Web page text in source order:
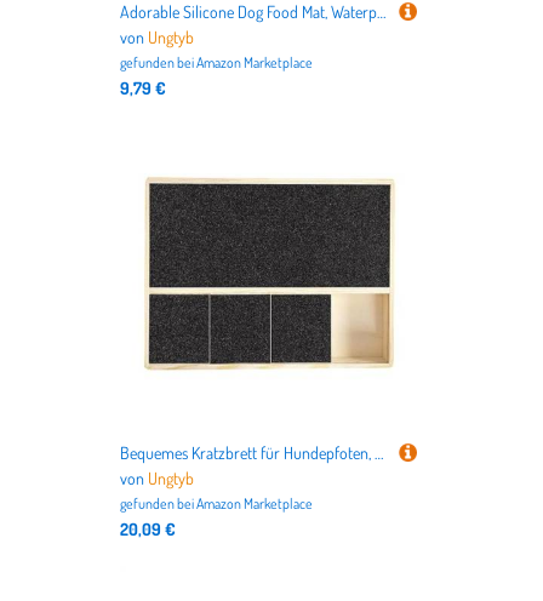
Adorable Silicone Dog Food Mat, Waterproof Puppy Bowl Pad Pet Feeding Carpet, Spill-Proof Water Bowl, Cat Food Trays for Indoor Outdoor, 21.26x11.42x0.39 Inches
von Ungtyb
gefunden beiAmazon Marketplace
9,79 €
Bequemes Kratzbrett für Hundepfoten, Holzfeilen, ergonomisches Nagelfeilpad für Hunde, einfach zu bedienendes Hunde-Nagelpflegezubehör, 35 x 25 x 3 cm, für mittelgroße Hunde, große Hunde
von Ungtyb
gefunden beiAmazon Marketplace
20,09 €